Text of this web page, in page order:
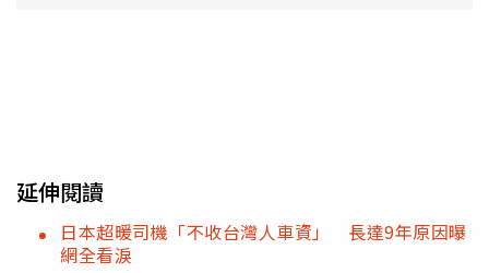
延伸閱讀
日本超暖司機「不收台灣人車資」 長達9年原因曝
網全看淚